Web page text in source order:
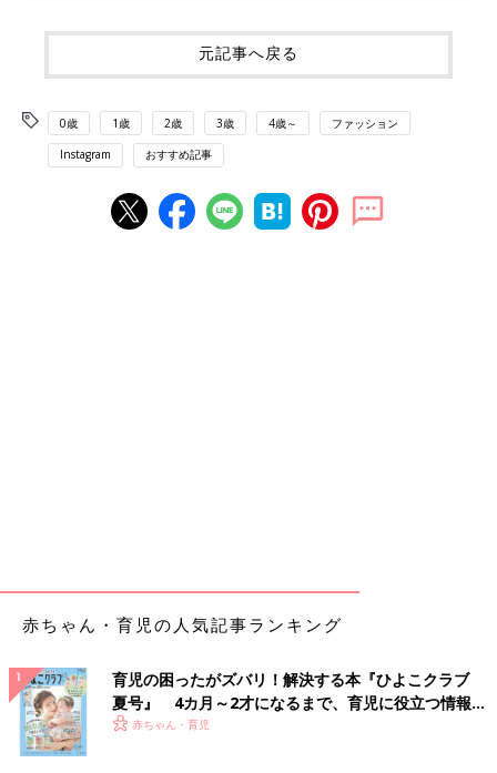
元記事へ戻る
0歳 1歳 2歳 3歳 4歳～ ファッション
Instagram おすすめ記事
赤ちゃん・育児の人気記事ランキング
育児の困ったがズバリ！解決する本『ひよこクラブ
夏号』 4カ月～2才になるまで、育児に役立つ情報が
いっぱい！
赤ちゃん・育児